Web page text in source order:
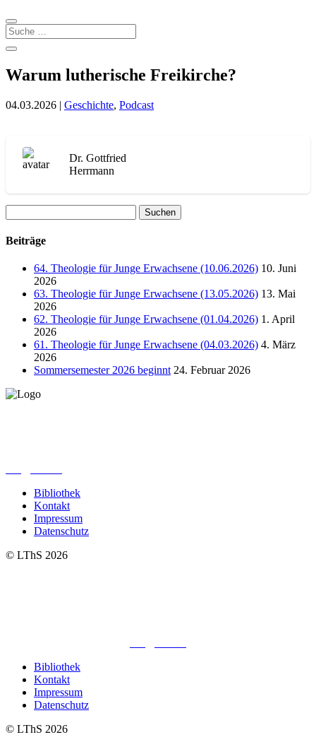
Warum lutherische Freikirche?
04.03.2026 | Geschichte, Podcast
Dr. Gottfried
Herrmann
nach:
Beiträge
64. Theologie für Junge Erwachsene (10.06.2026) 10. Juni
2026
63. Theologie für Junge Erwachsene (13.05.2026) 13. Mai
2026
62. Theologie für Junge Erwachsene (01.04.2026) 1. April
2026
61. Theologie für Junge Erwachsene (04.03.2026) 4. März
2026
Sommersemester 2026 beginnt 24. Februar 2026
Bibliothek
Kontakt
Impressum
Datenschutz
© LThS 2026
Bibliothek
Kontakt
Impressum
Datenschutz
© LThS 2026